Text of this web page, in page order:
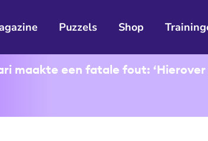
Puzzels Shop
maakte een fatale fout: